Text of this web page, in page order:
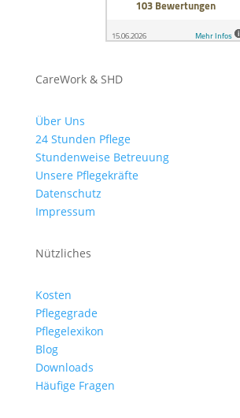
CareWork & SHD
Über Uns
24 Stunden Pflege
Stundenweise Betreuung
Unsere Pflegekräfte
Datenschutz
Impressum
Nützliches
Kosten
Pflegegrade
Pflegelexikon
Blog
Downloads
Häufige Fragen